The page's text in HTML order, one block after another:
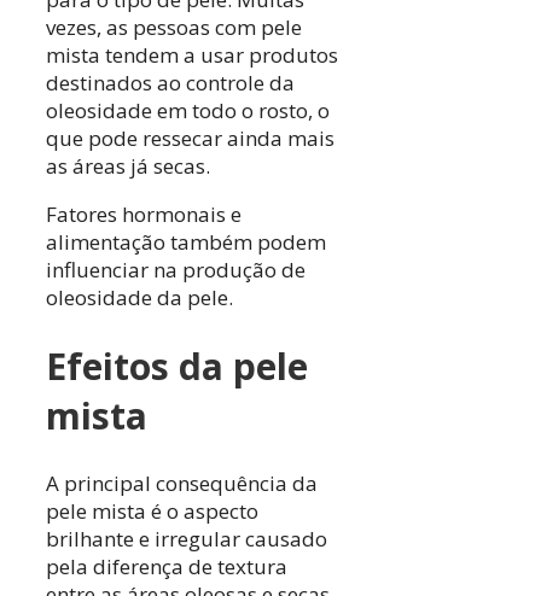
vezes, as pessoas com pele
mista tendem a usar produtos
destinados ao controle da
oleosidade em todo o rosto, o
que pode ressecar ainda mais
as áreas já secas.
Fatores hormonais e
alimentação também podem
influenciar na produção de
oleosidade da pele.
Efeitos da pele
mista
A principal consequência da
pele mista é o aspecto
brilhante e irregular causado
pela diferença de textura